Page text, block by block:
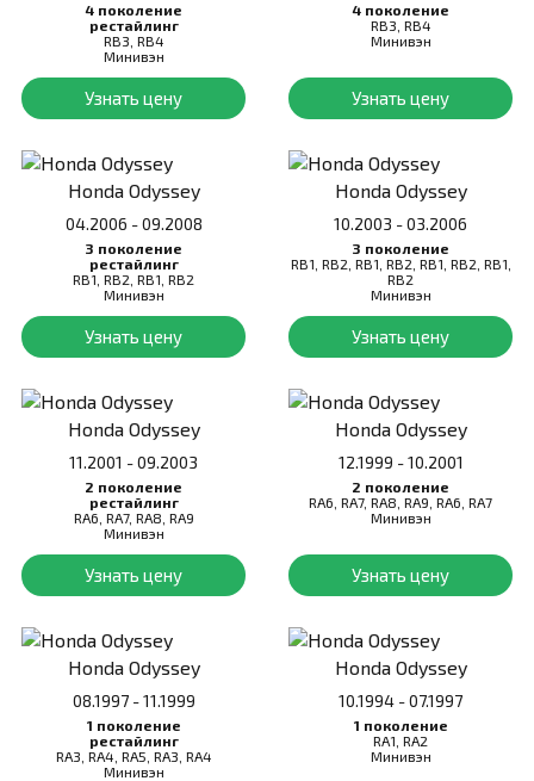
4 поколение
рестайлинг
RB3, RB4
Минивэн
Узнать цену
4 поколение
RB3, RB4
Минивэн
Узнать цену
Honda Odyssey
04.2006 - 09.2008
3 поколение
рестайлинг
RB1, RB2, RB1, RB2
Минивэн
Узнать цену
Honda Odyssey
10.2003 - 03.2006
3 поколение
RB1, RB2, RB1, RB2, RB1, RB2, RB1,
RB2
Минивэн
Узнать цену
Honda Odyssey
11.2001 - 09.2003
2 поколение
рестайлинг
RA6, RA7, RA8, RA9
Минивэн
Узнать цену
Honda Odyssey
12.1999 - 10.2001
2 поколение
RA6, RA7, RA8, RA9, RA6, RA7
Минивэн
Узнать цену
Honda Odyssey
08.1997 - 11.1999
1 поколение
рестайлинг
RA3, RA4, RA5, RA3, RA4
Минивэн
Honda Odyssey
10.1994 - 07.1997
1 поколение
RA1, RA2
Минивэн